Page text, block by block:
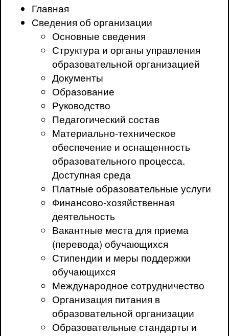
Главная
Сведения об организации
Основные сведения
Структура и органы управления
образовательной организацией
Документы
Образование
Руководство
Педагогический состав
Материально-техническое
обеспечение и оснащенность
образовательного процесса.
Доступная среда
Платные образовательные услуги
Финансово-хозяйственная
деятельность
Вакантные места для приема
(перевода) обучающихся
Стипендии и меры поддержки
обучающихся
Международное сотрудничество
Организация питания в
образовательной организации
Образовательные стандарты и